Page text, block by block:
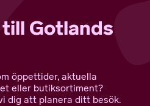
Gotlands
öppettider, aktuella
eller butiksortiment?
dig att planera ditt besök.